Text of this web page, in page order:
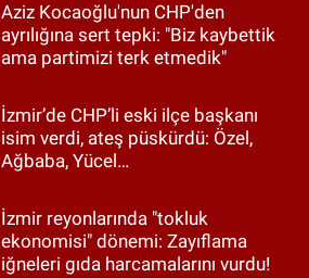
Aziz Kocaoğlu'nun CHP'den
ayrılığına sert tepki: "Biz kaybettik
ama partimizi terk etmedik"
İzmir’de CHP’li eski ilçe başkanı
isim verdi, ateş püskürdü: Özel,
Ağbaba, Yücel…
İzmir reyonlarında "tokluk
ekonomisi" dönemi: Zayıflama
iğneleri gıda harcamalarını vurdu!